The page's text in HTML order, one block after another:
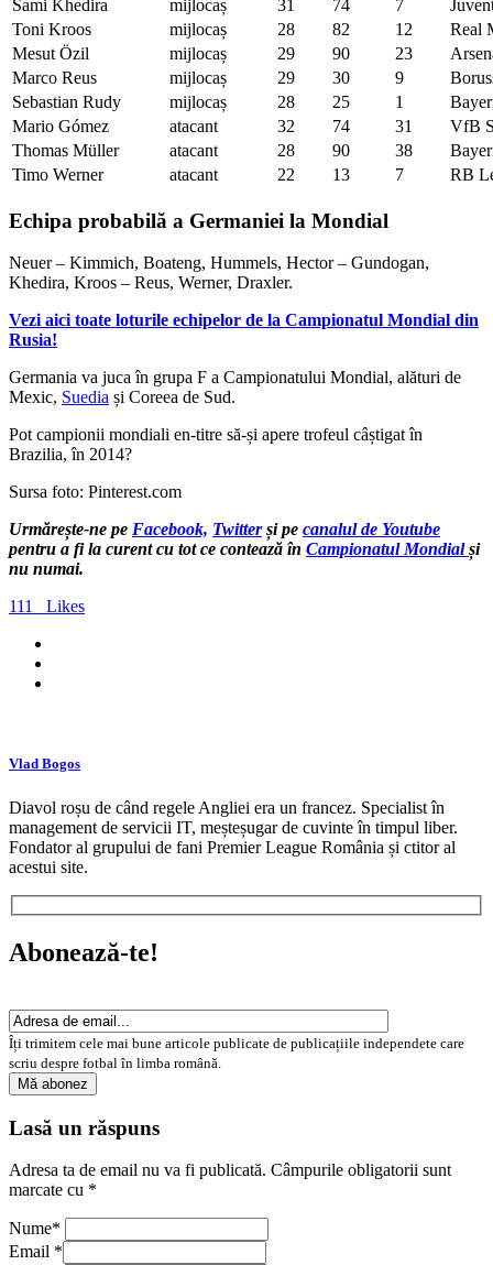
Sami Khedira
mijlocaș 31 74 7
Toni Kroos
mijlocaș 28 82 12
Real
Mesut Özil
mijlocaș 29 90 23
Marco Reus
mijlocaș 29 30 9
Sebastian Rudy
mijlocaș 28 25 1
Mario Gómez
atacant 32 74 31
VfB
Thomas Müller
atacant 28 90 38
Timo Werner
atacant 22 13 7 RB
Echipa probabilă a Germaniei la Mondial
Neuer – Kimmich, Boateng, Hummels, Hector – Gundogan,
Khedira, Kroos – Reus, Werner, Draxler.
Vezi aici toate loturile echipelor de la Campionatul Mondial din
Rusia!
Germania va juca în grupa F a Campionatului Mondial, alături de
Mexic, Suedia și Coreea de Sud.
Pot campionii mondiali en-titre să-și apere trofeul câștigat în
Brazilia, în 2014?
Sursa foto: Pinterest.com
Urmărește-ne pe Facebook, Twitterși pe canalul de Youtube
pentru a fi la curent cu tot ce contează în Campionatul Mondialși
nu numai.
111
Likes
Vlad Bogos
Diavol roșu de când regele Angliei era un francez. Specialist în
management de servicii IT, meșteșugar de cuvinte în timpul liber.
Fondator al grupului de fani Premier League România și ctitor al
acestui site.
Abonează-te!
Îți trimitem cele mai bune articole publicate de publicațiile independete care
scriu despre fotbal în limba română.
Lasă un răspuns
Adresa ta de email nu va fi publicată. Câmpurile obligatorii sunt
marcate cu *
Nume*
Email *